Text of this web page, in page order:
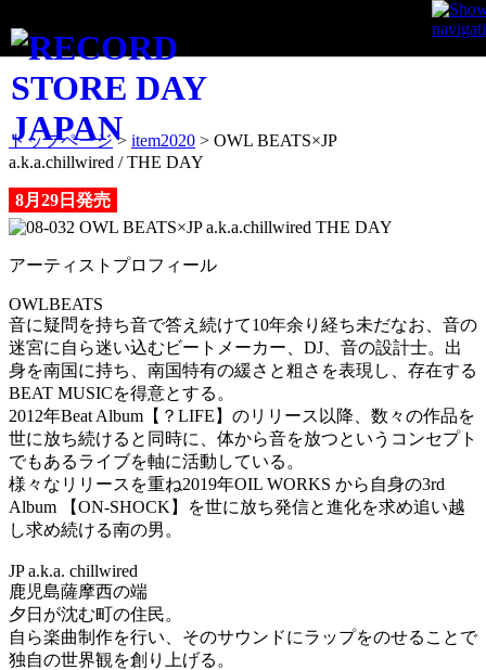
ITEM
トップページ > item2020 > OWL BEATS×JP
a.k.a.chillwired / THE DAY
8月29日発売
アーティストプロフィール
OWLBEATS
音に疑問を持ち音で答え続けて10年余り経ち未だなお、音の
迷宮に自ら迷い込むビートメーカー、DJ、音の設計士。出
身を南国に持ち、南国特有の緩さと粗さを表現し、存在する
BEAT MUSICを得意とする。
2012年Beat Album【？LIFE】のリリース以降、数々の作品を
世に放ち続けると同時に、体から音を放つというコンセプト
でもあるライブを軸に活動している。
様々なリリースを重ね2019年OIL WORKS から自身の3rd
Album 【ON-SHOCK】を世に放ち発信と進化を求め追い越
し求め続ける南の男。
JP a.k.a. chillwired
鹿児島薩摩西の端
夕日が沈む町の住民。
自ら楽曲制作を行い、そのサウンドにラップをのせることで
独自の世界観を創り上げる。